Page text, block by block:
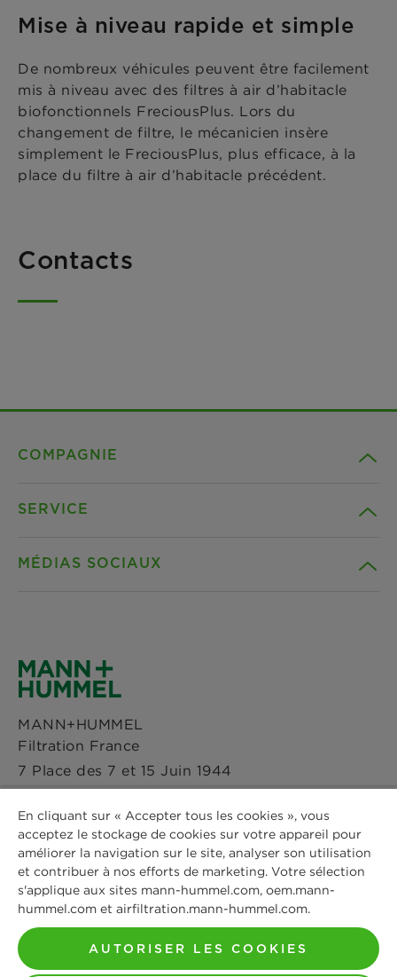
Mise à niveau rapide et simple
De nombreux véhicules peuvent être facilement
mis à niveau avec des filtres à air d’habitacle
biofonctionnels FreciousPlus. Lors du
changement de filtre, le mécanicien insère
simplement le FreciousPlus, plus efficace, à la
place du filtre à air d’habitacle précédent.
Contacts
COMPAGNIE
Actualités & Presse
Sites
SERVICE
Déclaration de confidentialité
Mentions légales
MÉDIAS SOCIAUX
Instagram
LinkedIn
MANN+HUMMEL
Filtration France
7 Place des 7 et 15 Juin 1944
Immeuble Quai 53
4ème étage
53000 Laval
Téléphone: +33 2 44 19 99 05
Contactez-nous
En cliquant sur « Accepter tous les cookies », vous
acceptez le stockage de cookies sur votre appareil pour
améliorer la navigation sur le site, analyser son utilisation
et contribuer à nos efforts de marketing. Votre sélection
s'applique aux sites mann-hummel.com, oem.mann-
hummel.com et airfiltration.mann-hummel.com.
AUTORISER LES COOKIES